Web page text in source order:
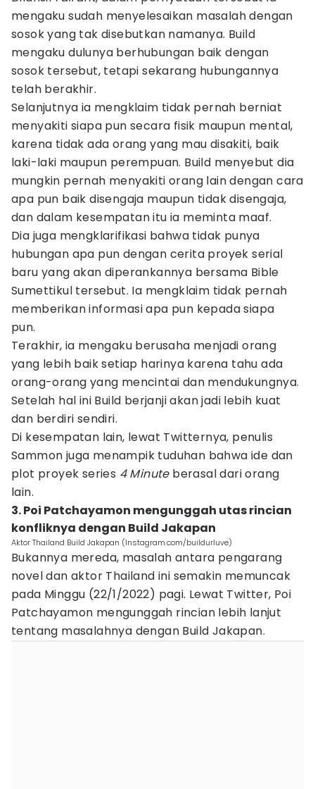
mengaku sudah menyelesaikan masalah dengan
sosok yang tak disebutkan namanya. Build
mengaku dulunya berhubungan baik dengan
sosok tersebut, tetapi sekarang hubungannya
telah berakhir.
Selanjutnya ia mengklaim tidak pernah berniat
menyakiti siapa pun secara fisik maupun mental,
karena tidak ada orang yang mau disakiti, baik
laki-laki maupun perempuan. Build menyebut dia
mungkin pernah menyakiti orang lain dengan cara
apa pun baik disengaja maupun tidak disengaja,
dan dalam kesempatan itu ia meminta maaf.
Dia juga mengklarifikasi bahwa tidak punya
hubungan apa pun dengan cerita proyek serial
baru yang akan diperankannya bersama Bible
Sumettikul tersebut. Ia mengklaim tidak pernah
memberikan informasi apa pun kepada siapa
pun.
Terakhir, ia mengaku berusaha menjadi orang
yang lebih baik setiap harinya karena tahu ada
orang-orang yang mencintai dan mendukungnya.
Setelah hal ini Build berjanji akan jadi lebih kuat
dan berdiri sendiri.
Di kesempatan lain, lewat Twitternya, penulis
Sammon juga menampik tuduhan bahwa ide dan
plot proyek series 4 Minuteberasal dari orang
lain.
3. Poi Patchayamon mengunggah utas rincian
konfliknya dengan Build Jakapan
Aktor Thailand Build Jakapan (Instagram.com/buildurluve)
Bukannya mereda, masalah antara pengarang
novel dan aktor Thailand ini semakin memuncak
pada Minggu (22/1/2022) pagi. Lewat Twitter, Poi
Patchayamon mengunggah rincian lebih lanjut
tentang masalahnya dengan Build Jakapan.